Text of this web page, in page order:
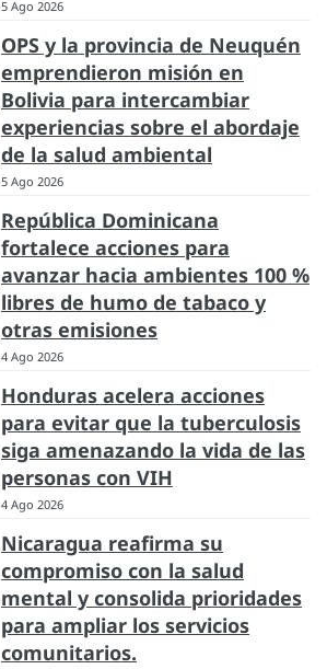
5 Ago 2026
OPS y la provincia de Neuquén
emprendieron misión en
Bolivia para intercambiar
experiencias sobre el abordaje
de la salud ambiental
5 Ago 2026
República Dominicana
fortalece acciones para
avanzar hacia ambientes 100 %
libres de humo de tabaco y
otras emisiones
4 Ago 2026
Honduras acelera acciones
para evitar que la tuberculosis
siga amenazando la vida de las
personas con VIH
4 Ago 2026
Nicaragua reafirma su
compromiso con la salud
mental y consolida prioridades
para ampliar los servicios
comunitarios.